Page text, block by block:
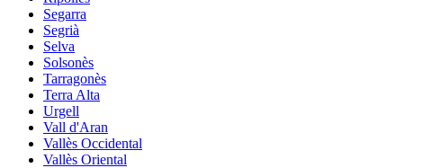
Segarra
Segrià
Selva
Solsonès
Tarragonès
Terra Alta
Urgell
Vall d'Aran
Vallès Occidental
Vallès Oriental